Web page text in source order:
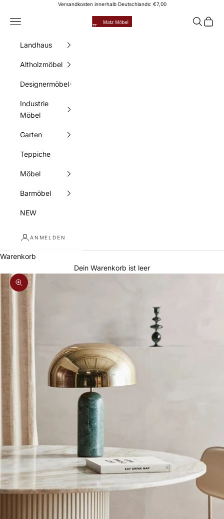
Zum Inhalt springenVersandkosten innerhalb Deutschlands: €7,00
Matz Möbel
Menü Suchen
Landhaus
Altholzmöbel
Designermöbel
Industrie
Möbel
Garten
Teppiche
Möbel
Barmöbel
NEW
ANMELDEN
Warenkorb
Dein Warenkorb ist leer
Bild vergrößern